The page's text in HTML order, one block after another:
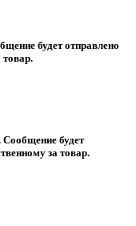
будет отправлено
товар.
будет
за товар.